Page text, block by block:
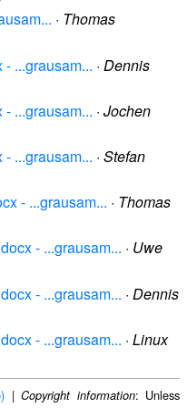
· Thomas
...grausam... · Dennis
...grausam... · Jochen
...grausam... · Stefan
- ...grausam... · Thomas
- ...grausam... · Uwe
- ...grausam... · Dennis
- ...grausam... · Linux
|Copyright information: Unless